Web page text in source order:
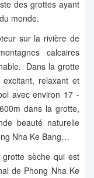
des grottes ayant
monde.
sur la rivière de
calcaires
Dans la grotte
relaxant et
avec environ 17 -
dans la grotte,
beauté naturelle
Nha Ke Bang…
sèche qui est
de Phong Nha Ke